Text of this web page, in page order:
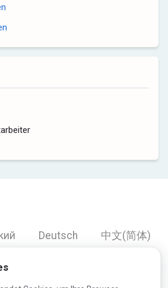
Deutsch
中文(简体)